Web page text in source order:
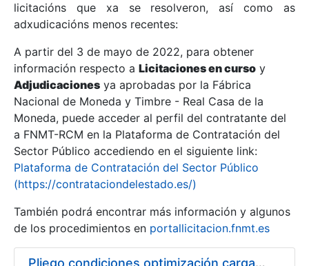
Mostrar/Ocultar
Mostrar/Ocultar
Mostrar/Ocultar
licitacións que xa se resolveron, así como as
adxudicacións menos recentes:
A partir del 3 de mayo de 2022, para obtener
información respecto a Licitaciones en curso y
Adjudicaciones ya aprobadas por la Fábrica
Nacional de Moneda y Timbre - Real Casa de la
Moneda, puede acceder al perfil del contratante del
a FNMT-RCM en la Plataforma de Contratación del
Sector Público accediendo en el siguiente link:
Plataforma de Contratación del Sector Público
(https://contrataciondelestado.es/)
También podrá encontrar más información y algunos
de los procedimientos en portallicitacion.fnmt.es
Pliego condiciones optimización cargas compras firmado